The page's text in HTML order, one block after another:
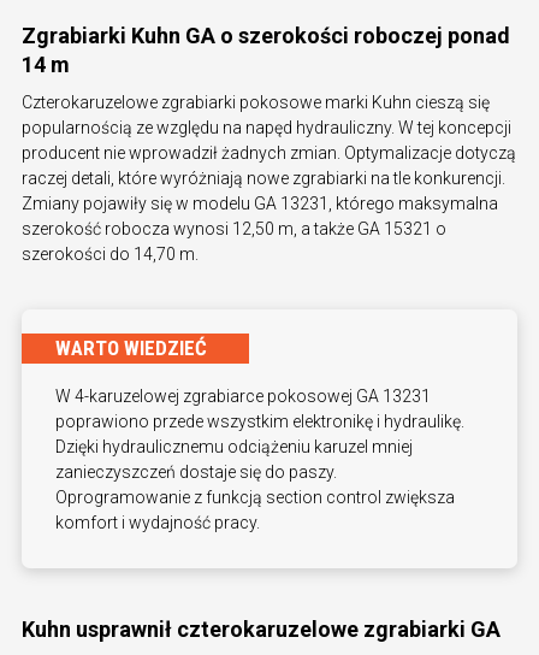
Zgrabiarki Kuhn GA o szerokości roboczej ponad
14 m
Czterokaruzelowe zgrabiarki pokosowe marki Kuhn cieszą się
popularnością ze względu na napęd hydrauliczny. W tej koncepcji
producent nie wprowadził żadnych zmian. Optymalizacje dotyczą
raczej detali, które wyróżniają nowe zgrabiarki na tle konkurencji.
Zmiany pojawiły się w modelu GA 13231, którego maksymalna
szerokość robocza wynosi 12,50 m, a także GA 15321 o
szerokości do 14,70 m.
WARTO WIEDZIEĆ
W 4-karuzelowej zgrabiarce pokosowej GA 13231
poprawiono przede wszystkim elektronikę i hydraulikę.
Dzięki hydraulicznemu odciążeniu karuzel mniej
zanieczyszczeń dostaje się do paszy.
Oprogramowanie z funkcją section control zwiększa
komfort i wydajność pracy.
Kuhn usprawnił czterokaruzelowe zgrabiarki GA